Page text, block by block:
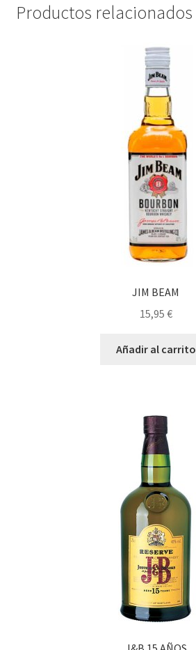
Productos relacionados
JIM BEAM
15,95 €
Añadir al carrito